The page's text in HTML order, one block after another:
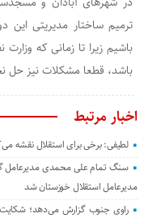
ترمیم ساختار مدیریتی این
باشیم زیرا تا زمانی که
باشد، قطعا مشکلات نیز حل
اخبار مرتبط
لطیفی: برخی برای استقلال نقشه
سنگ تمام علی محمدی مدیرعامل
مدیرعامل استقلال خوزستان شد
راوی جنوب گزارش می‌دهد؛